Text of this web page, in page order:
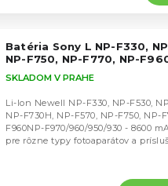
Batéria Sony L NP-F330,
NP-F750, NP-F770, NP-
SKLADOM V PRAHE
Li-Ion Newell NP-F330, NP-F530,
NP-F730H, NP-F570, NP-F750, NP-
F960NP-F970/960/950/930 - 8600
pre rôzne typy fotoaparátov a